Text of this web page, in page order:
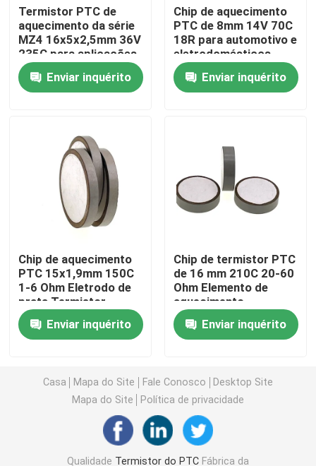
Contacte-nos
Notícias
Casos
Termistor do PTC
Chip de aquecimento PTC
Termistor NTC
Termistor de SMD NTC
Termistor NTC de potência
Varistor de óxido metálico
Varistor SMD
Termistor PTC de
aquecimento da série
MZ4 16x5x2,5mm 36V
235C para aplicações
automotivas
Enviar inquérito
Chip de aquecimento
PTC de 8mm 14V 70C
18R para automotivo e
eletrodomésticos
Enviar inquérito
Chip de aquecimento
PTC 15x1,9mm 150C
1-6 Ohm Eletrodo de
prata Termistor
Enviar inquérito
Chip de termistor PTC
de 16 mm 210C 20-60
Ohm Elemento de
aquecimento
cerâmico
Enviar inquérito
Casa Mapa do Site Fale Conosco
Desktop Site
Mapa do Site
Política de privacidade
Qualidade Termistor do PTCFábrica da